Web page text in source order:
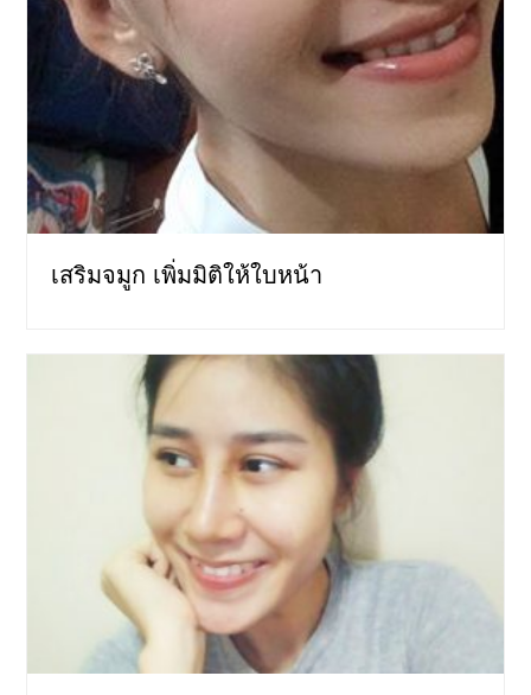
เสริมจมูก เพิ่มมิติให้ใบหน้า